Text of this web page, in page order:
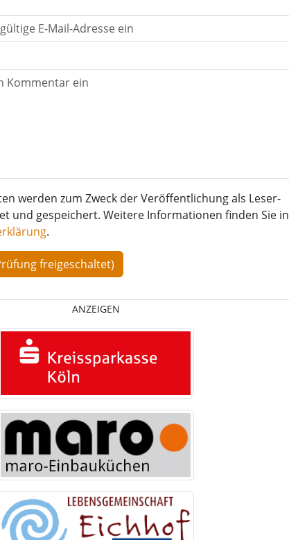
werden zum Zweck der Veröffentlichung als Leser-
und gespeichert. Weitere Informationen finden Sie in
.
ANZEIGEN